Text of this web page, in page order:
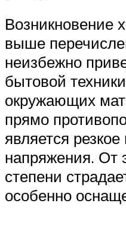
Возникновение
выше
неизбежно
бытовой
окружающих
прямо
является
напряжения. От
степени
особенно